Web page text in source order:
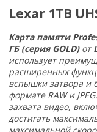
Lexar 1TB
Карта памяти
ГБ (серия GOLD) от
использует
расширенных
вспышки затвора и
формате RAW и
захвата видео,
достигать